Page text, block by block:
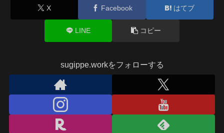
X Facebook はてブ
LINE コピー
sugippe.workをフォローする